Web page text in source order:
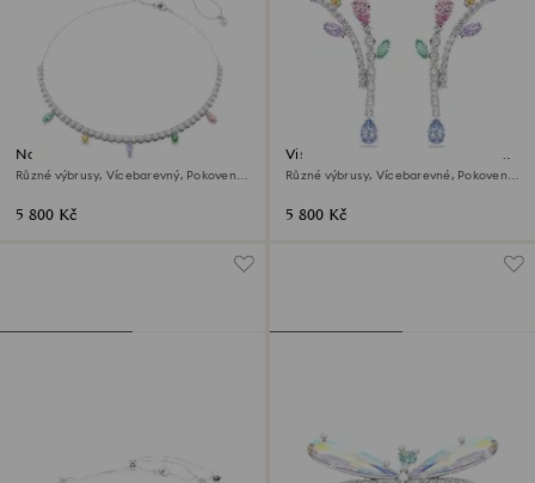
Náhrdelník Ariana Grande x
Swarovski
Různé výbrusy, Vícebarevný, Pokoveno
5 800 Kč
Visací náušnice Ariana Grande x
Swarovski
Různé výbrusy, Vícebarevné, Pokoveno
5 800 Kč